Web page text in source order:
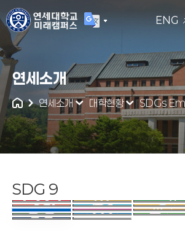
ENG
연세대학교
통합검색
연세소개
연세소개 대학현황 SDGs
SDG 9